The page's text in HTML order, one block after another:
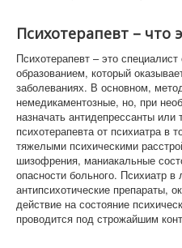
Психотерапевт – что
Психотерапевт – это
образованием, который
заболеваниях. В основном,
немедикаментозные, но, при
назначать антидепрессанты
психотерапевта от психиатра в
тяжелыми психическими
шизофрения, маниакальные
опасности больного. Психиатр
антипсихотические препараты,
действие на состояние
проводится под строжайшим